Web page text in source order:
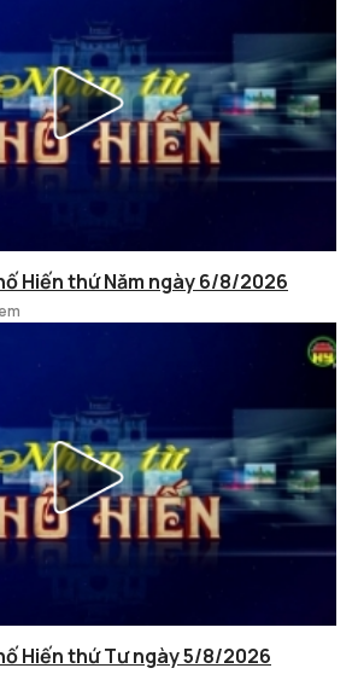
Hiến thứ Năm ngày 6/8/2026
Hiến thứ Tư ngày 5/8/2026